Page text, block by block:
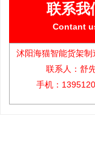
联系我
Contant
沭阳海猫智能货架制
联系人：舒
手机：